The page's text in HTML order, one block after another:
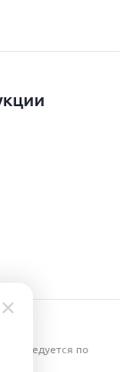
по